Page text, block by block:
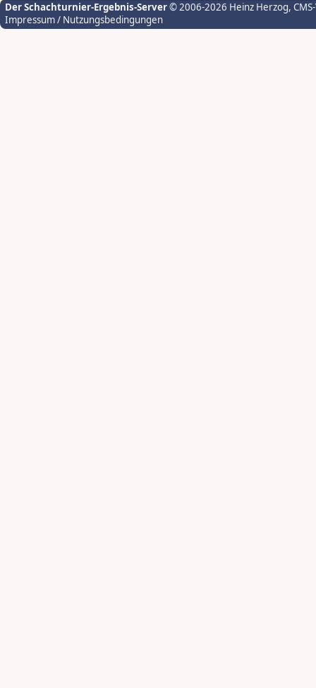
Der Schachturnier-Ergebnis-Server© 2006-2026 Heinz Herzog,
Impressum / Nutzungsbedingungen